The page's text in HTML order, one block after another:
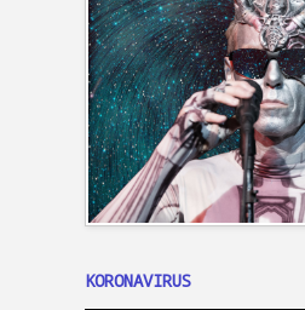
KORONAVIRUS